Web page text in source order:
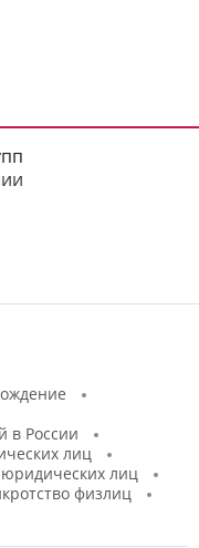
в России
лиц
лиц
физлиц